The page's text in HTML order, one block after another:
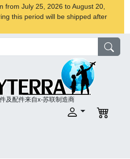
from July 25, 2026 to August 20,
this period will be shipped after
及配件来自x-苏联制造商